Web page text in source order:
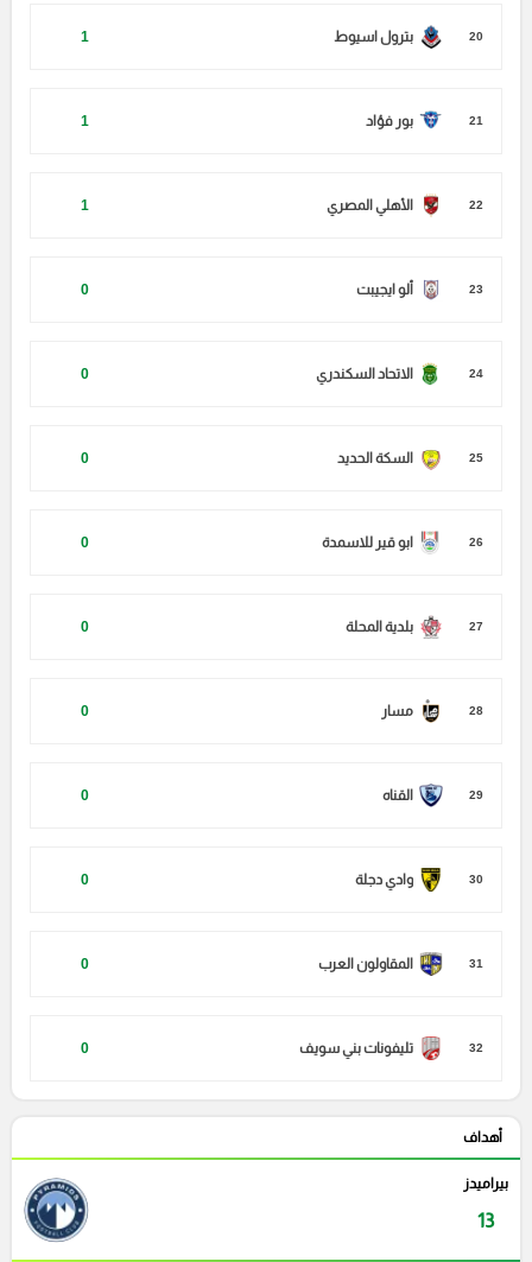
20 بترول اسيوط 1
21 بور فؤاد 1
22 الأهلي المصري 1
23 ألو ايجيبت 0
24 الاتحاد السكندري 0
25 السكة الحديد 0
26 ابو قير للاسمدة 0
27 بلدية المحلة 0
28 مسار 0
29 القناه 0
30 وادي دجلة 0
31 المقاولون العرب 0
32 تليفونات بني سويف 0
أهداف
بيراميدز
13